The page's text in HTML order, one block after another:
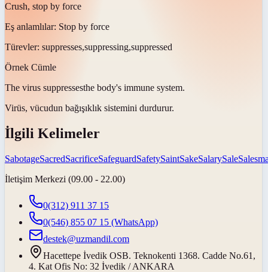
Crush, stop by force
Eş anlamlılar: Stop by force
Türevler: suppresses,suppressing,suppressed
Örnek Cümle
The virus suppressesthe body's immune system.
Virüs, vücudun bağışıklık sistemini durdurur.
İlgili Kelimeler
SabotageSacredSacrificeSafeguardSafetySaintSakeSalarySale
İletişim Merkezi (09.00 - 22.00)
0(312) 911 37 15
0(546) 855 07 15 (WhatsApp)
destek@uzmandil.com
Hacettepe İvedik OSB. Teknokenti 1368. Cadde No.61,
4. Kat Ofis No: 32 İvedik / ANKARA